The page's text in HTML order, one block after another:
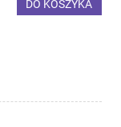
DO KOSZYKA